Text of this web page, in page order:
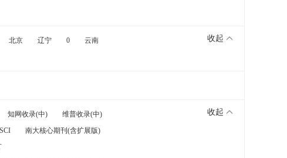
北京 辽宁 0
云南
收起
知网收录(中)
维普收录(中)
南大核心期刊(含扩展版)
收起